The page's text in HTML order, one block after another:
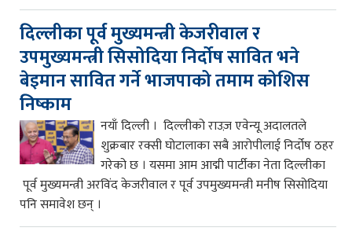
दिल्लीका पूर्व मुख्यमन्त्री केजरीवाल र
उपमुख्यमन्त्री सिसोदिया निर्दोष सावित भने
बेइमान सावित गर्ने भाजपाको तमाम कोशिस
निष्काम
नयाँ दिल्ली । दिल्लीको राउज़ एवेन्यू अदालतले
शुक्रबार रक्सी घोटालाका सबै आरोपीलाई निर्दोष ठहर
गरेको छ । यसमा आम आद्मी पार्टीका नेता दिल्लीका
पूर्व मुख्यमन्त्री अरविंद केजरीवाल र पूर्व उपमुख्यमन्त्री मनीष सिसोदिया
पनि समावेश छन् ।